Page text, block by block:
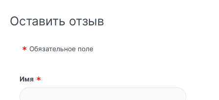
Оставить отзыв
Обязательное поле
Имя